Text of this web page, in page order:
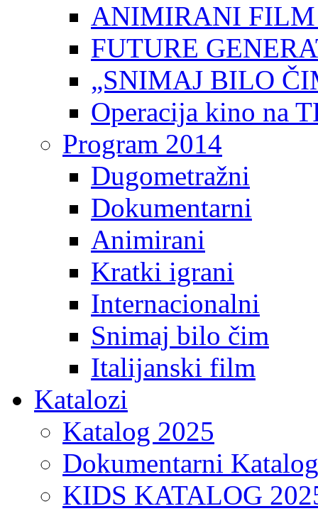
ANIMIRANI FILM
FUTURE
„SNIMAJ BILO
Operacija kino na
Program 2014
Dugometražni
Dokumentarni
Animirani
Kratki igrani
Internacionalni
Snimaj bilo čim
Italijanski film
Katalozi
Katalog 2025
Dokumentarni Katalog
KIDS KATALOG